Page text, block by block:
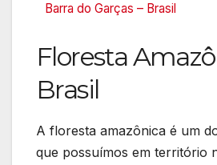
Barra do Garças – Brasil
Floresta
Brasil
A floresta amazônica é um
que possuímos em território